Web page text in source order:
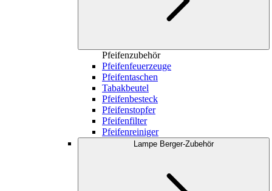
Pfeifenzubehör
Pfeifenfeuerzeuge
Pfeifentaschen
Tabakbeutel
Pfeifenbesteck
Pfeifenstopfer
Pfeifenfilter
Pfeifenreiniger
Lampe Berger-Zubehör